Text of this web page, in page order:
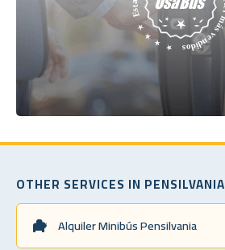
OTHER SERVICES IN PENSILVANIA
Alquiler Minibús Pensilvania